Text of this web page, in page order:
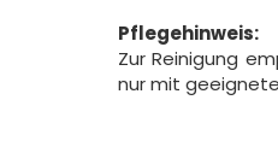
Pflegehinweis:
Zur Reinigung
nur mit